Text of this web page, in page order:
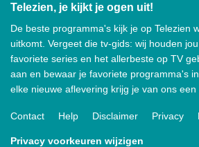
Telezien, je kijkt je ogen uit!
De beste programma's kijk je op Telezien
uitkomt. Vergeet die tv-gids: wij houden
favoriete series en het allerbeste op TV
aan en bewaar je favoriete programma's
elke nieuwe aflevering krijg je van ons
Contact Help Disclaimer Privacy
Privacy voorkeuren wijzigen